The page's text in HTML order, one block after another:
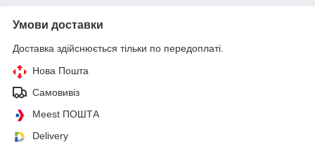
Умови доставки
Доставка здійснюється тільки по передоплаті.
Нова Пошта
Самовивіз
Meest ПОШТА
Delivery